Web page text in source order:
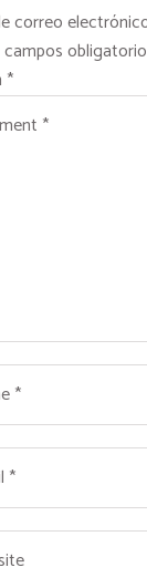
correo
campos
*